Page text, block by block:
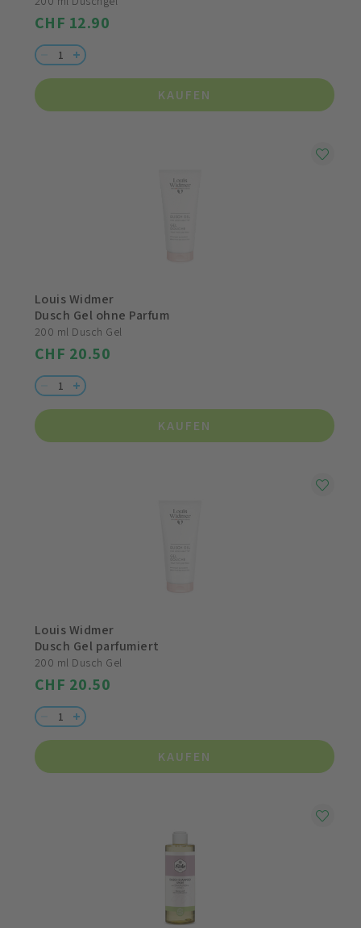
CHF 12.90
KAUFEN
Louis Widmer
Dusch Gel ohne Parfum
200 ml Dusch Gel
CHF 20.50
KAUFEN
Louis Widmer
Dusch Gel parfumiert
200 ml Dusch Gel
CHF 20.50
KAUFEN